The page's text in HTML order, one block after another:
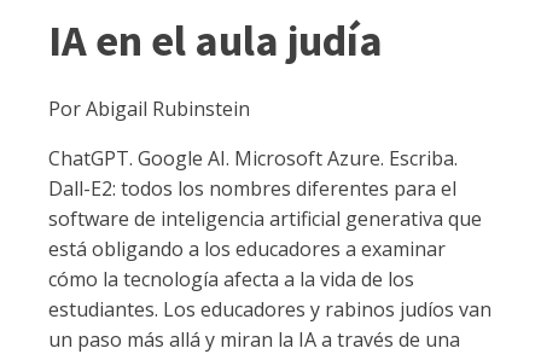
IA en el aula judía
Por Abigail Rubinstein
ChatGPT. Google AI. Microsoft Azure. Escriba.
Dall-E2: todos los nombres diferentes para el
software de inteligencia artificial generativa que
está obligando a los educadores a examinar
cómo la tecnología afecta a la vida de los
estudiantes. Los educadores y rabinos judíos van
un paso más allá y miran la IA a través de una